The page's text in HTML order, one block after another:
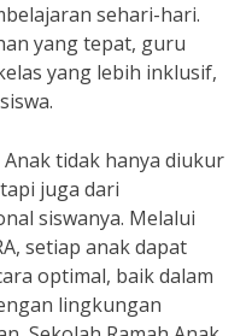
sehari-hari.
yang tepat, guru
yang lebih inklusif,
tidak hanya diukur
juga dari
siswanya. Melalui
setiap anak dapat
optimal, baik dalam
lingkungan